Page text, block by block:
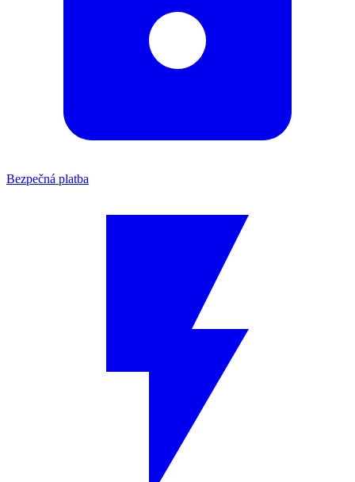
Bezpečná platba